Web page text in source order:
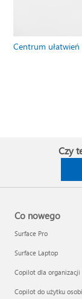
Centrum
Czy
Co nowego
Surface Pro
Surface Laptop
Copilot dla organizacji
Copilot do użytku